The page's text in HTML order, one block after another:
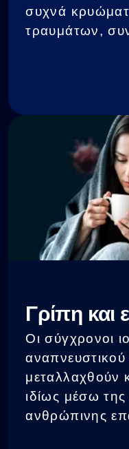
συχνά
τραυμάτων,
κανείς το
τρόπο ζωής,
φυσική
κατανάλωση
βοηθούν την
Γρίπη και
Οι σύγχρονοι
αναπνευστικού
μεταλλαχθούν
ιδίως μέσω της
ανθρώπινης